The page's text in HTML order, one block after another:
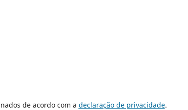
de acordo com a declaração de privacidade.